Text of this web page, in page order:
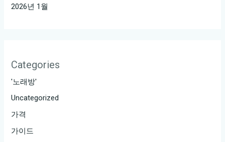
2026년 1월
Categories
'노래방'
Uncategorized
가격
가이드